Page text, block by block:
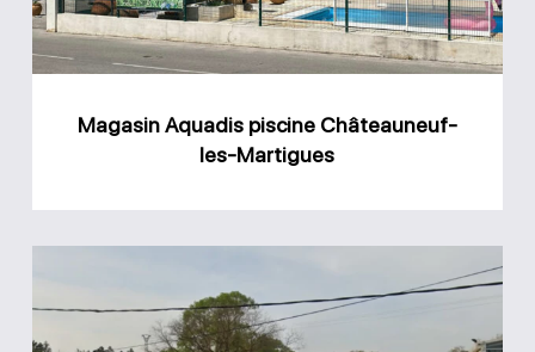
Martigues
Magasin Aquadis piscine Châteauneuf-
les-Martigues
Piscine
Inter